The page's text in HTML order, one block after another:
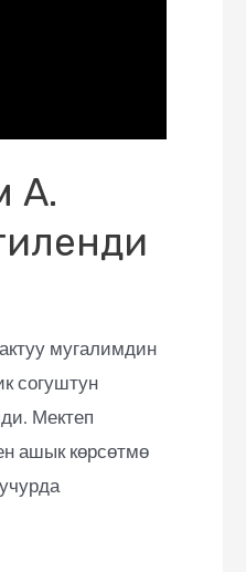
А.
мугалимдин
согуштун
Мектеп
ашык көрсөтмө